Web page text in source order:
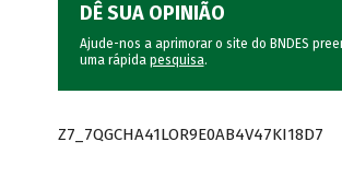
DÊ SUA OPINIÃO
Ajude-nos a aprimorar o site do BNDES
uma rápida pesquisa.
Z7_7QGCHA41LOR9E0AB4V47KI18D7